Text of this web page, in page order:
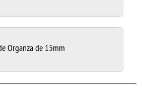
Organza de 15mm